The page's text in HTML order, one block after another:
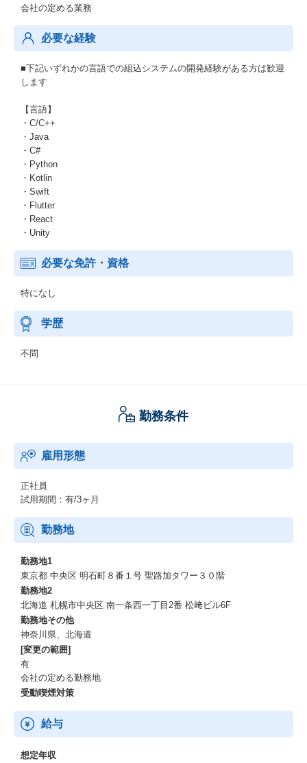
会社の定める業務
必要な経験
■下記いずれかの言語での組込システムの開発経験がある方は歓迎
します
【言語】
・C/C++
・Java
・C#
・Python
・Kotlin
・Swift
・Flutter
・React
・Unity
必要な免許・資格
特になし
学歴
不問
勤務条件
雇用形態
正社員
試用期間：有/3ヶ月
勤務地
勤務地1
東京都 中央区 明石町８番１号 聖路加タワー３０階
勤務地2
北海道 札幌市中央区 南一条西一丁目2番 松﨑ビル6F
勤務地その他
神奈川県、北海道
[変更の範囲]
有
会社の定める勤務地
受動喫煙対策
給与
想定年収